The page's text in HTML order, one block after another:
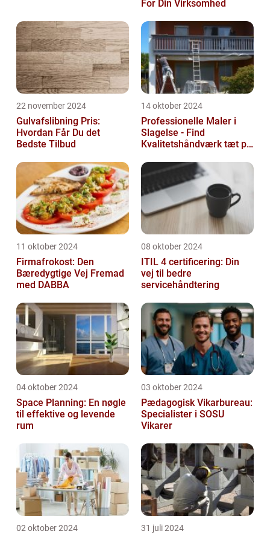
For Din Virksomhed
22 november 2024
Gulvafslibning Pris:
Hvordan Får Du det
Bedste Tilbud
14 oktober 2024
Professionelle Maler i
Slagelse - Find
Kvalitetshåndværk tæt på
11 oktober 2024
Firmafrokost: Den
Bæredygtige Vej Fremad
med DABBA
08 oktober 2024
ITIL 4 certificering: Din
vej til bedre
servicehåndtering
04 oktober 2024
Space Planning: En nøgle
til effektive og levende
rum
03 oktober 2024
Pædagogisk Vikarbureau:
Specialister i SOSU
Vikarer
02 oktober 2024 31 juli 2024